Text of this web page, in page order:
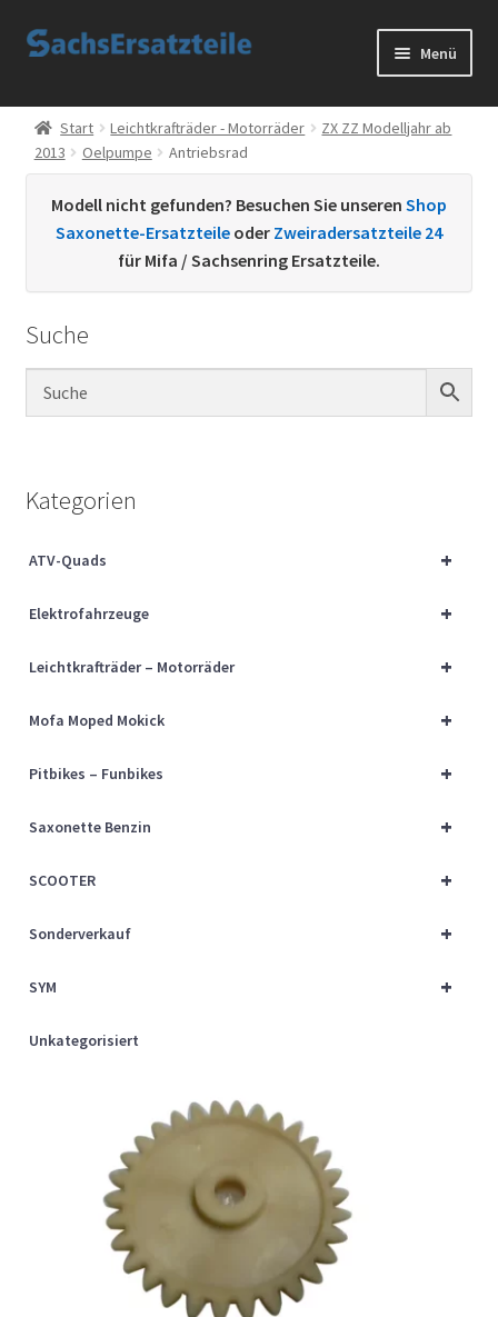
Zur
Zum
Menü
Start
AGB
Datenschutzerklärung
Kontakt
Sachs Ersatzteile
Über uns
Start Leichtkrafträder - Motorräder
ZX ZZ Modelljahr ab
2013
Oelpumpe Antriebsrad
Modell nicht gefunden? Besuchen Sie unseren Shop
Saxonette-Ersatzteile oder Zweiradersatzteile 24
für Mifa / Sachsenring Ersatzteile.
Suche
Kategorien
+
ATV-Quads
+
Elektrofahrzeuge
+
Leichtkrafträder – Motorräder
+
Mofa Moped Mokick
+
Pitbikes – Funbikes
+
Saxonette Benzin
+
SCOOTER
+
Sonderverkauf
+
SYM
Unkategorisiert